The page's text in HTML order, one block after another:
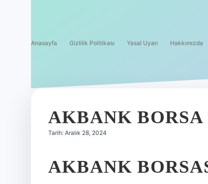
Anasayfa Gizlilik Politikası Yasal Uyarı Hakkımızda
AKBANK
Tarih: Aralık 28, 2024
AKBANK